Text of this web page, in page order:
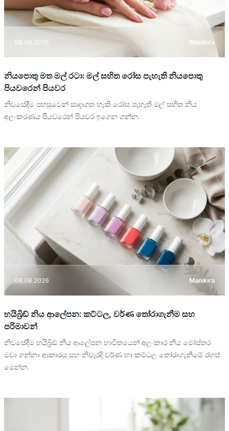
08.08.2026 Manikira
නියපොතු මත මල් රටා: මල් සහිත රෝස පැහැති නියපොතු
පියවරෙන් පියවර
නිවසේදීම පහසුවෙන් සාදාගත හැකි රෝස පැහැති මල් සහිත නිය
අලංකරණය පියවරෙන් පියවර ඉගෙන ගන්න.
08.08.2026 Manikira
හයිබ්‍රිඩ් නිය ආලේපන: කට්ටල, වර්ණ තෝරාගැනීම සහ
පරිමාවන්
නිවසේදීම හයිබ්‍රිඩ් නිය ආලේපන භාවිතයෙන් අලංකාර නිය මෝස්තර
මවා ගන්නා ආකාරය සහ නිවැරදි වර්ණ හා කට්ටල තෝරාගැනීමේ රහස්
මෙන්න.